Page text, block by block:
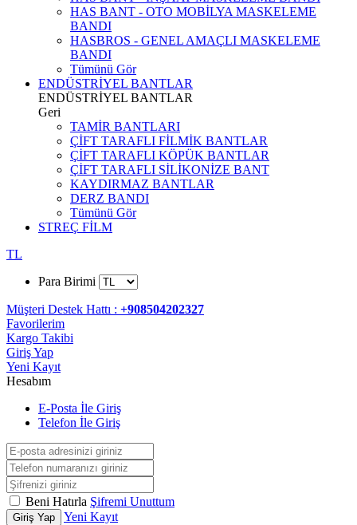
HAS BANT - OTO MOBİLYA MASKELEME
BANDI
HASBROS - GENEL AMAÇLI MASKELEME
BANDI
Tümünü Gör
ENDÜSTRİYEL BANTLAR
ENDÜSTRİYEL BANTLAR
Geri
TAMİR BANTLARI
ÇİFT TARAFLI FİLMİK BANTLAR
ÇİFT TARAFLI KÖPÜK BANTLAR
ÇİFT TARAFLI SİLİKONİZE BANT
KAYDIRMAZ BANTLAR
DERZ BANDI
Tümünü Gör
STREÇ FİLM
TL
Para Birimi
Müşteri Destek Hattı : +908504202327
Favorilerim
Kargo Takibi
Giriş Yap
Yeni Kayıt
Hesabım
E-Posta İle Giriş
Telefon İle Giriş
Beni Hatırla Şifremi Unuttum
Giriş Yap
Yeni Kayıt